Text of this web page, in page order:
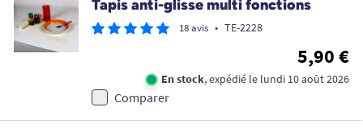
Tapis anti-glisse multi fonctions
18 avis • TE-2228
5,90 €
En stock, expédié le lundi 10 août 2026
Comparer